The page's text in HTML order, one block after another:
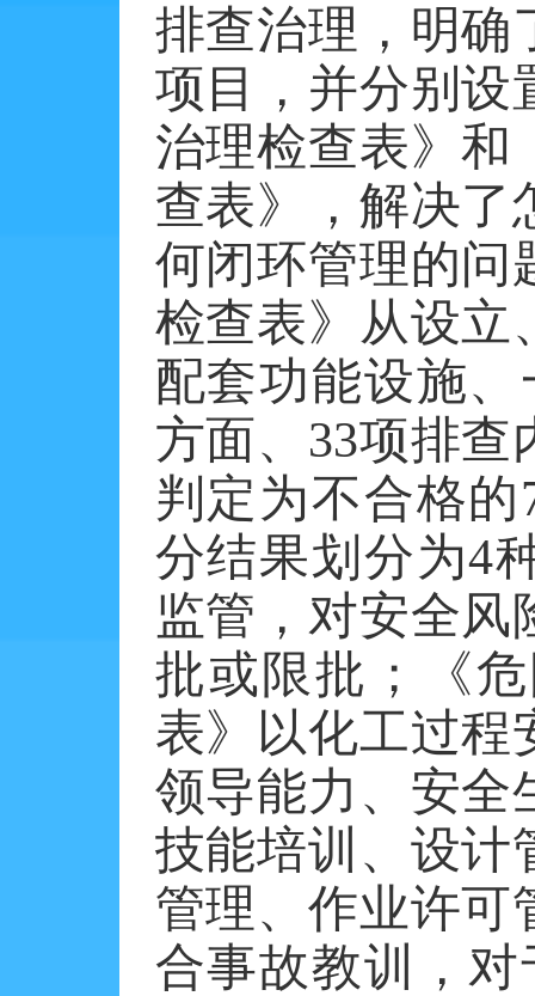
排查治理，明确
项目，并分别设
治理检查表》和
查表》，解决了
何闭环管理的问
检查表》从设立
配套功能设施
方面、 33项排查
判定为不合格的
分结果划分为4
监管，对安全风
批或限批；《
表》以化工过程
领导能力、安全
技能培训、设计
管理、作业许可
合事故教训，对